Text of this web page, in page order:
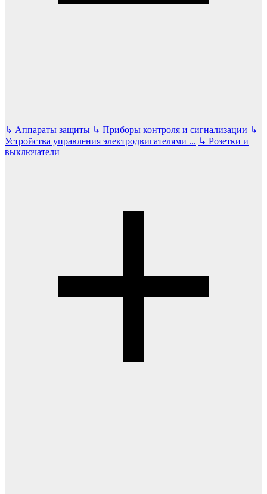
↳ Аппараты защиты ↳ Приборы контроля и сигнализации ↳
Устройства управления электродвигателями ... ↳ Розетки и
выключатели